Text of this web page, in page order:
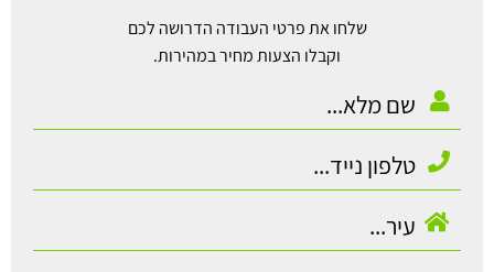
שלחו את פרטי העבודה הדרושה לכם
וקבלו הצעות מחיר במהירות.